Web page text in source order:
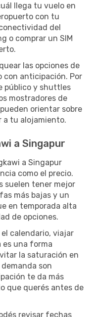
llega tu vuelo en
con tu
del
o comprar un SIM
las opciones de
con anticipación. Por
público y shuttles
mostradores de
orientar sobre
a tu alojamiento.
a Singapur
a Singapur
como el precio.
suelen tener mejor
más bajas y un
en temporada alta
de opciones.
calendario, viajar
es una forma
la saturación en
son
te da más
que querés antes de
revisar fechas